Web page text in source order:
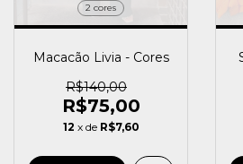
2 cores
Macacão Livia - Cores
R$140,00
R$75,00
12 x de R$7,60